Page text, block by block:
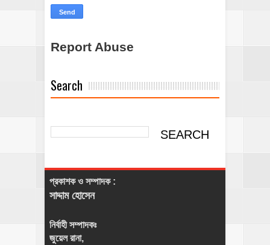
Report Abuse
Search
প্রকাশক ও সম্পাদক :
সাদ্দাম হোসেন
নির্বাহী সম্পাদকঃ
জুয়েল রানা,